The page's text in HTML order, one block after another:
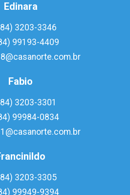
Edinara
3203-3346
99193-4409
Fabio
3203-3301
99984-0834
3203-3305
99949-9394